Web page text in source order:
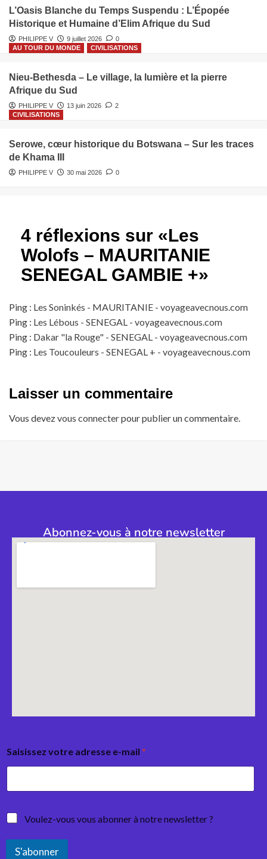
L’Oasis Blanche du Temps Suspendu : L’Épopée
Historique et Humaine d’Elim Afrique du Sud
PHILIPPE V 9 juillet 2026
0
AU TOUR DU MONDE
CIVILISATIONS
Nieu‑Bethesda – Le village, la lumière et la pierre
Afrique du Sud
PHILIPPE V 13 juin 2026
2
CIVILISATIONS
Serowe, cœur historique du Botswana – Sur les traces
de Khama III
PHILIPPE V 30 mai 2026 0
4 réflexions sur «Les
Wolofs – MAURITANIE
SENEGAL GAMBIE +»
Ping : Les Soninkés - MAURITANIE - voyageavecnous.com
Ping : Les Lébous - SENEGAL - voyageavecnous.com
Ping : Dakar "la Rouge" - SENEGAL - voyageavecnous.com
Ping : Les Toucouleurs - SENEGAL + - voyageavecnous.com
Laisser un commentaire
Vous devezvous connecterpour publier un commentaire.
Abonnez-vous à notre newsletter
Saisissez votre adresse e-mail *
Voulez-vous vous abonner à notre newsletter ?
S'abonner